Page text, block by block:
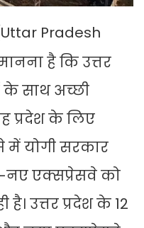
Pradesh
है कि उत्तर
के साथ अच्छी
प्रदेश के लिए
में योगी सरकार
एक्सप्रेसवे को
उत्तर प्रदेश के 12